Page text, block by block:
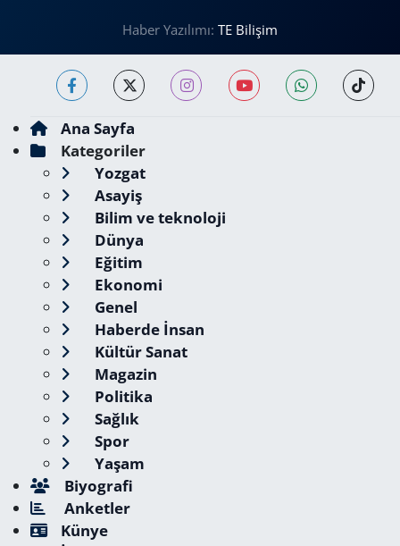
Haber Yazılımı: TE Bilişim
Ana Sayfa
Kategoriler
Yozgat
Asayiş
Bilim ve teknoloji
Dünya
Eğitim
Ekonomi
Genel
Haberde İnsan
Kültür Sanat
Magazin
Politika
Sağlık
Spor
Yaşam
Biyografi
Anketler
Künye